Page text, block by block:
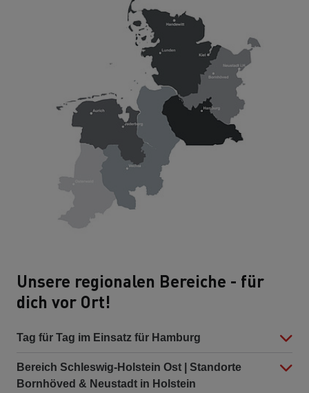
Unsere regionalen Bereiche - für
dich vor Ort!
Tag für Tag im Einsatz für Hamburg
Bereich Schleswig-Holstein Ost | Standorte
Bornhöved & Neustadt in Holstein